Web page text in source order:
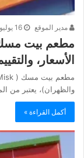
مدير الموقع 16 يوليو، 2019
مطعم بيت مسك
الأسعار،
والظهران)، يعتبر من
أكمل القراءة »